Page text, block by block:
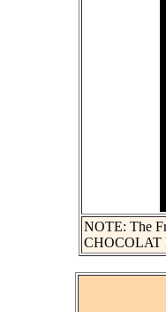
NOTE: The
CHOCOLAT